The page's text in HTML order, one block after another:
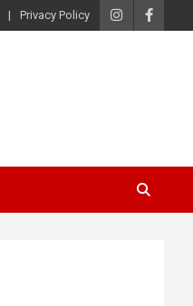
Privacy Policy